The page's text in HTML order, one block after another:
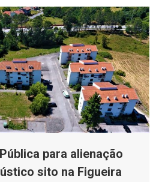
para alienação
sito na Figueira